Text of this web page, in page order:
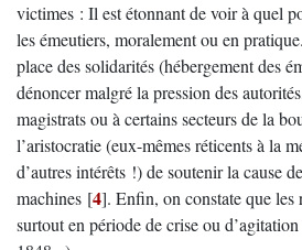
victimes : Il est étonnant de voir à quel
les émeutiers, moralement ou en
place des solidarités (hébergement des
dénoncer malgré la pression des
magistrats ou à certains secteurs de la
l’aristocratie (eux-mêmes réticents à la
d’autres intérêts !) de soutenir la cause
machines [4]. Enfin, on constate que les
surtout en période de crise ou